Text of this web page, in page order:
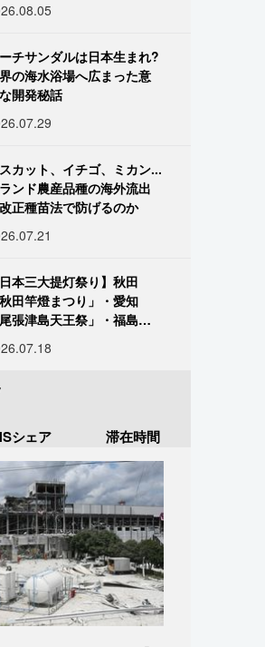
チサンダルは日本生まれ?
の海水浴場へ広まった意
開発秘話
カット、イチゴ、ミカン...
ンド農産品種の海外流出
正種苗法で防げるのか
日本三大提灯祭り】秋田
秋田竿燈まつり」・愛知
尾張津島天王祭」・福島
い灯火が夜空を照らす光
シェア 滞在時間